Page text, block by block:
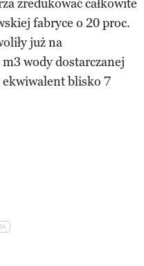
zredukować całkowite
fabryce o 20 proc.
już na
wody dostarczanej
ekwiwalent blisko 7